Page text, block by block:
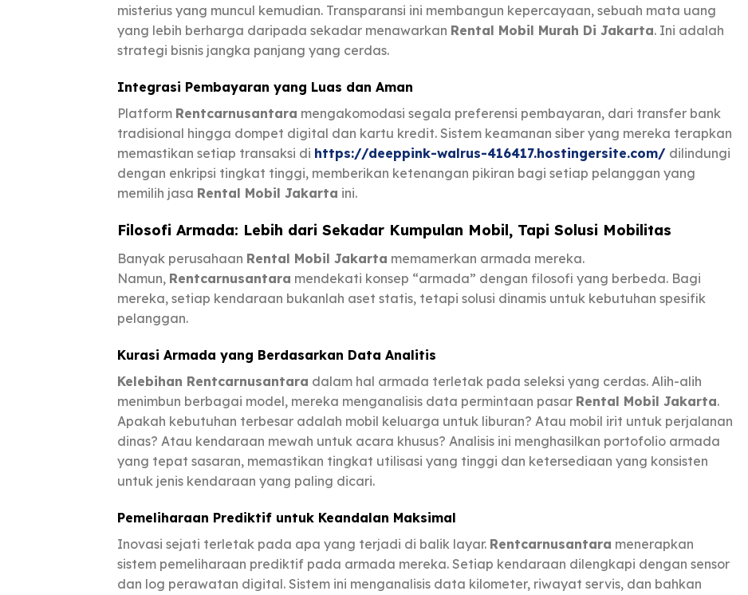
misterius yang muncul kemudian. Transparansi ini membangun kepercayaan, sebuah mata uang
yang lebih berharga daripada sekadar menawarkan Rental Mobil Murah Di Jakarta. Ini adalah
strategi bisnis jangka panjang yang cerdas.
Integrasi Pembayaran yang Luas dan Aman
Platform Rentcarnusantara mengakomodasi segala preferensi pembayaran, dari transfer bank
tradisional hingga dompet digital dan kartu kredit. Sistem keamanan siber yang mereka terapkan
memastikan setiap transaksi di https://deeppink-walrus-416417.hostingersite.com/ dilindungi
dengan enkripsi tingkat tinggi, memberikan ketenangan pikiran bagi setiap pelanggan yang
memilih jasa Rental Mobil Jakarta ini.
Filosofi Armada: Lebih dari Sekadar Kumpulan Mobil, Tapi Solusi Mobilitas
Banyak perusahaan Rental Mobil Jakarta memamerkan armada mereka.
Namun, Rentcarnusantara mendekati konsep “armada” dengan filosofi yang berbeda. Bagi
mereka, setiap kendaraan bukanlah aset statis, tetapi solusi dinamis untuk kebutuhan spesifik
pelanggan.
Kurasi Armada yang Berdasarkan Data Analitis
Kelebihan Rentcarnusantara dalam hal armada terletak pada seleksi yang cerdas. Alih-alih
menimbun berbagai model, mereka menganalisis data permintaan pasar Rental Mobil Jakarta.
Apakah kebutuhan terbesar adalah mobil keluarga untuk liburan? Atau mobil irit untuk perjalanan
dinas? Atau kendaraan mewah untuk acara khusus? Analisis ini menghasilkan portofolio armada
yang tepat sasaran, memastikan tingkat utilisasi yang tinggi dan ketersediaan yang konsisten
untuk jenis kendaraan yang paling dicari.
Pemeliharaan Prediktif untuk Keandalan Maksimal
Inovasi sejati terletak pada apa yang terjadi di balik layar. Rentcarnusantara menerapkan
sistem pemeliharaan prediktif pada armada mereka. Setiap kendaraan dilengkapi dengan sensor
dan log perawatan digital. Sistem ini menganalisis data kilometer, riwayat servis, dan bahkan